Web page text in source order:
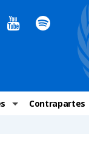
Contrapartes